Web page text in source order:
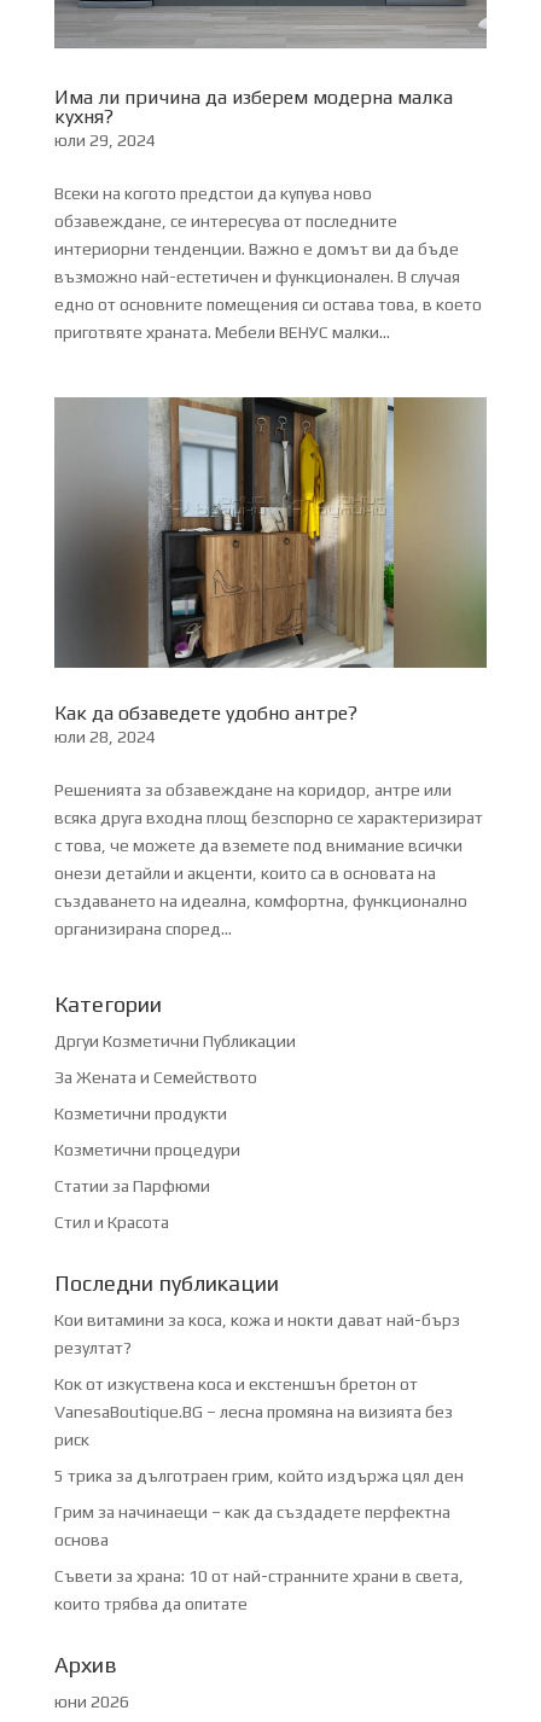
Има ли причина да изберем модерна малка
кухня?
юли 29, 2024
Всеки на когото предстои да купува ново
обзавеждане, се интересува от последните
интериорни тенденции. Важно е домът ви да бъде
възможно най-естетичен и функционален. В случая
едно от основните помещения си остава това, в което
приготвяте храната. Мебели ВЕНУС малки...
Как да обзаведете удобно антре?
юли 28, 2024
Решенията за обзавеждане на коридор, антре или
всяка друга входна площ безспорно се характеризират
с това, че можете да вземете под внимание всички
онези детайли и акценти, които са в основата на
създаването на идеална, комфортна, функционално
организирана според...
Категории
Дргуи Козметични Публикации
За Жената и Семейството
Козметични продукти
Козметични процедури
Статии за Парфюми
Стил и Красота
Последни публикации
Кои витамини за коса, кожа и нокти дават най-бърз
резултат?
Кок от изкуствена коса и екстеншън бретон от
VanesaBoutique.BG – лесна промяна на визията без
риск
5 трика за дълготраен грим, който издържа цял ден
Грим за начинаещи – как да създадете перфектна
основа
Съвети за храна: 10 от най-странните храни в света,
които трябва да опитате
Архив
юни 2026